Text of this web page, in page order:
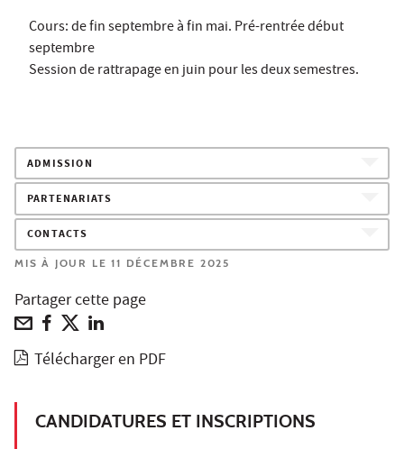
Cours: de fin septembre à fin mai. Pré-rentrée début
septembre
Session de rattrapage en juin pour les deux semestres.
ADMISSION
PARTENARIATS
CONTACTS
MIS À JOUR LE 11 DÉCEMBRE 2025
Partager cette page
Télécharger en PDF
CANDIDATURES ET INSCRIPTIONS